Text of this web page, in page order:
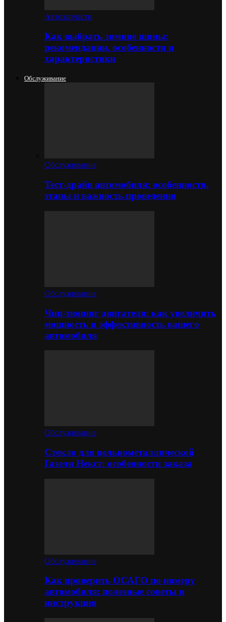
Автозапчасти
Как выбрать зимние шины:
рекомендации, особенности и
характеристики
Обслуживание
Обслуживание
Тест-драйв автомобиля: особенности,
этапы и важность проведения
Обслуживание
Чип-тюнинг двигателя: как увеличить
мощность и эффективность вашего
автомобиля
Обслуживание
Стекло для цельнометаллической
Газели Некст: особенности заказа
Обслуживание
Как проверить ОСАГО по номеру
автомобиля: полезные советы и
инструкция